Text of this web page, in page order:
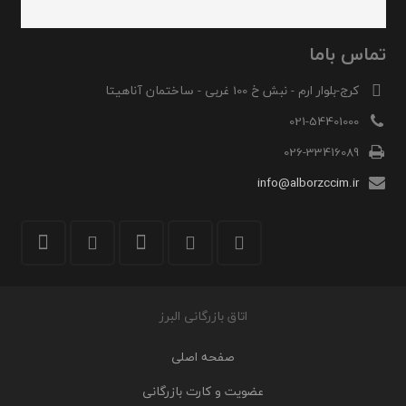
تماس باما
کرج-بلوار ارم - نبش خ 100 غربی - ساختمان آناهیتا
021-54401000
026-33416089
info@alborzccim.ir
اتاق بازرگانی البرز
صفحه اصلی
عضویت و کارت بازرگانی